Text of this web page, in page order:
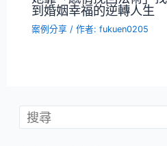
到婚姻幸福的逆轉人生
案例分享 / 作者:fukuen0205